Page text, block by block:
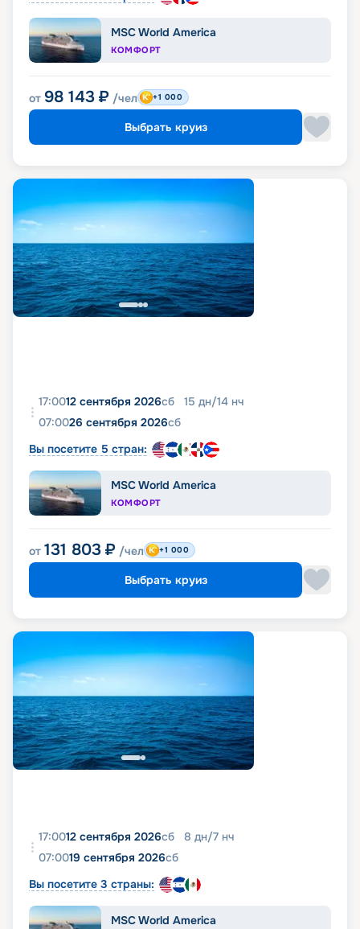
MSC World America
КОМФОРТ
от 98 143 ₽ /чел +1 000
Выбрать круиз
17:0012 сентября 2026сб 15 дн/14 нч
07:0026 сентября 2026сб
Вы посетите 5 стран:
MSC World America
КОМФОРТ
от 131 803 ₽ /чел +1 000
Выбрать круиз
17:0012 сентября 2026сб 8 дн/7 нч
07:0019 сентября 2026сб
Вы посетите 3 страны:
MSC World America